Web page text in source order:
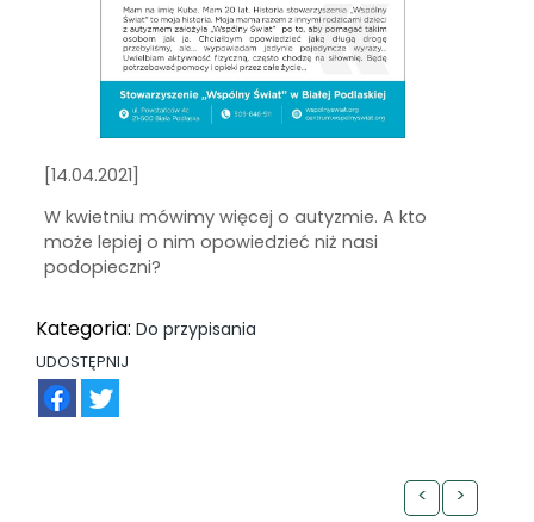
[14.04.2021]
W kwietniu mówimy więcej o autyzmie. A kto
może lepiej o nim opowiedzieć niż nasi
podopieczni?
Kategoria: Do przypisania
UDOSTĘPNIJ
< >